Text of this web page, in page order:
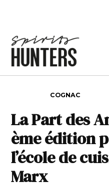
COGNAC
La Part des
ème édition
l’école de
Marx